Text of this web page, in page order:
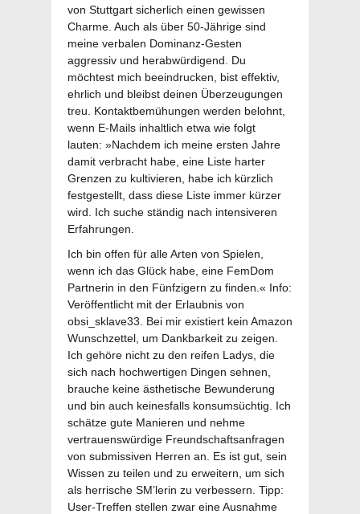
von Stuttgart sicherlich einen gewissen
Charme. Auch als über 50-Jährige sind
meine verbalen Dominanz-Gesten
aggressiv und herabwürdigend. Du
möchtest mich beeindrucken, bist effektiv,
ehrlich und bleibst deinen Überzeugungen
treu. Kontaktbemühungen werden belohnt,
wenn E-Mails inhaltlich etwa wie folgt
lauten: »Nachdem ich meine ersten Jahre
damit verbracht habe, eine Liste harter
Grenzen zu kultivieren, habe ich kürzlich
festgestellt, dass diese Liste immer kürzer
wird. Ich suche ständig nach intensiveren
Erfahrungen.
Ich bin offen für alle Arten von Spielen,
wenn ich das Glück habe, eine FemDom
Partnerin in den Fünfzigern zu finden.« Info:
Veröffentlicht mit der Erlaubnis von
obsi_sklave33. Bei mir existiert kein Amazon
Wunschzettel, um Dankbarkeit zu zeigen.
Ich gehöre nicht zu den reifen Ladys, die
sich nach hochwertigen Dingen sehnen,
brauche keine ästhetische Bewunderung
und bin auch keinesfalls konsumsüchtig. Ich
schätze gute Manieren und nehme
vertrauenswürdige Freundschaftsanfragen
von submissiven Herren an. Es ist gut, sein
Wissen zu teilen und zu erweitern, um sich
als herrische SM’lerin zu verbessern. Tipp:
User-Treffen stellen zwar eine Ausnahme